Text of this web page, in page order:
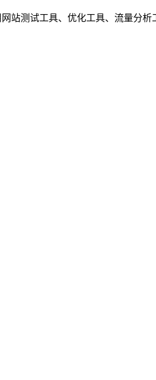
站测试工具、优化工具、流量分析